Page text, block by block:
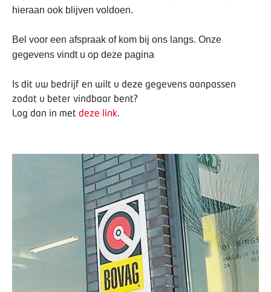
hieraan ook blijven voldoen.
Bel voor een afspraak of kom bij ons langs. Onze
gegevens vindt u op deze pagina
Is dit uw bedrijf en wilt u deze gegevens aanpassen
zodat u beter vindbaar bent?
Log dan in met deze link.